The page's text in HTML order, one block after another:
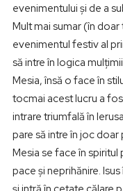
evenimentului și de a
Mult mai sumar (în
evenimentul festiv al
să intre în logica
Mesia, însă o face în
tocmai acest lucru a
intrare triumfală în
pare să intre în joc doar
Mesia se face în spiritul
pace și neprihănire.